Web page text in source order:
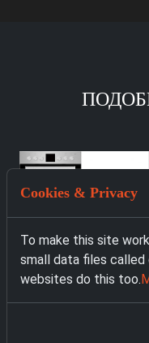
Cookies & Privacy
To make this site
small data files called
websites do this too.